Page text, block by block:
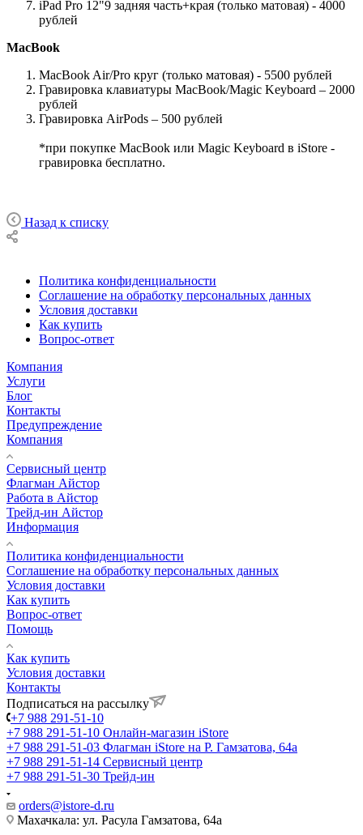
iPad Pro 12"9 задняя часть+края (только матовая) - 4000
рублей
MacBook
MacBook Air/Pro круг (только матовая) - 5500 рублей
Гравировка клавиатуры MacBook/Magic Keyboard – 2000
рублей
Гравировка AirPods – 500 рублей
*при покупке MacBook или Magic Keyboard в iStore -
гравировка бесплатно.
Назад к списку
Политика конфиденциальности
Соглашение на обработку персональных данных
Условия доставки
Как купить
Вопрос-ответ
Компания
Услуги
Блог
Контакты
Предупреждение
Компания
Сервисный центр
Флагман Айстор
Работа в Айстор
Трейд-ин Айстор
Информация
Политика конфиденциальности
Соглашение на обработку персональных данных
Условия доставки
Как купить
Вопрос-ответ
Помощь
Как купить
Условия доставки
Контакты
Подписаться на рассылку
+7 988 291-51-10
+7 988 291-51-10 Онлайн-магазин iStore
+7 988 291-51-03 Флагман iStore на Р. Гамзатова, 64а
+7 988 291-51-14 Сервисный центр
+7 988 291-51-30 Трейд-ин
orders@istore-d.ru
Махачкала: ул. Расула Гамзатова, 64а